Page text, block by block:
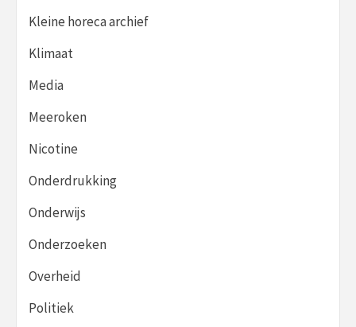
Kleine horeca archief
Klimaat
Media
Meeroken
Nicotine
Onderdrukking
Onderwijs
Onderzoeken
Overheid
Politiek